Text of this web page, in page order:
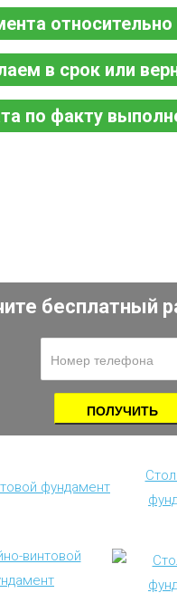
в срок или
по факту
бесплатный
фундамент